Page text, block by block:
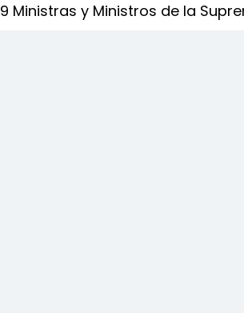
9 Ministras y Ministros de la